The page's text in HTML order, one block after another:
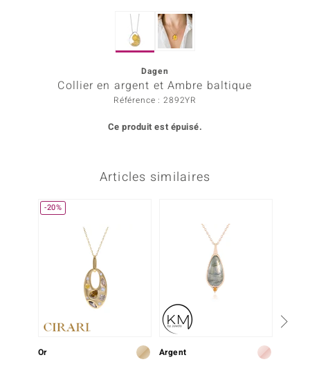
Dagen
Collier en argent et Ambre baltique
Référence : 2892YR
Ce produit est épuisé.
Articles similaires
-20%
Or Argent